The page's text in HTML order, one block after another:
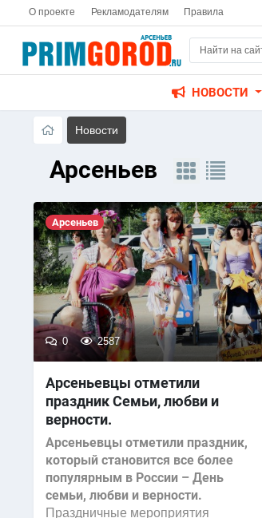
О проекте Рекламодателям Правила
НОВОСТИ
Новости
Арсеньев
Арсеньев
0 2587
Арсеньевцы отметили
праздник Семьи, любви и
верности.
Арсеньевцы отметили праздник,
который становится все более
популярным в России – День
семьи, любви и верности.
Праздничные мероприятия